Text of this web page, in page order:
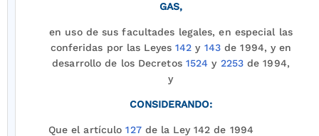
GAS,
en uso de sus facultades legales, en especial las
conferidas por las Leyes142 y 143 de 1994, y en
desarrollo de los Decretos 1524 y 2253de 1994,
y
CONSIDERANDO:
Que el artículo127de la Ley 142 de 1994